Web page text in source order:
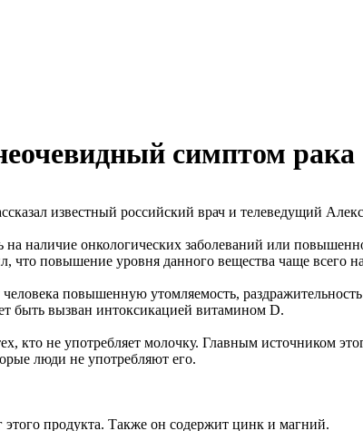
симптом рака
известный российский врач и телеведущий
на наличие онкологических заболеваний или
повышение уровня данного вещества чаще всего
повышенную утомляемость,
быть вызван интоксикацией витамином D.
кто не употребляет молочку. Главным источником
люди не употребляют его.
продукта. Также он содержит цинк и магний.